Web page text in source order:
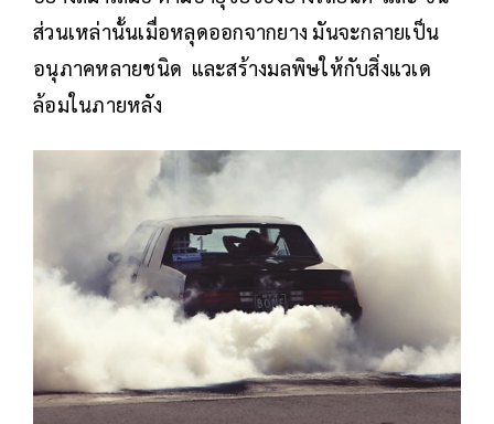
ส่วนเหล่านั้นเมื่อหลุดออกจากยาง มันจะกลายเป็น
อนุภาคหลายชนิด และสร้างมลพิษให้กับสิ่งแวเด
ล้อมในภายหลัง